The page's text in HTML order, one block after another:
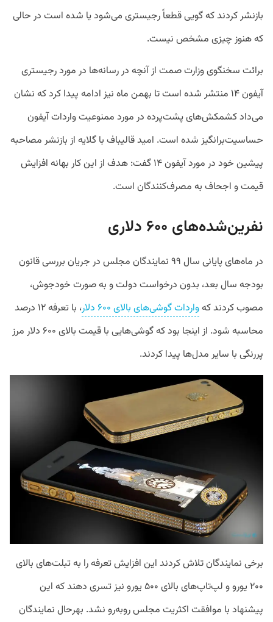
بازنشر کردند که گویی قطعاً رجیستری می‌شود یا شده است در حالی
که هنوز چیزی مشخص نیست.
برائت سخنگوی وزارت صمت از آنچه در رسانه‌ها در مورد رجیستری
آیفون ۱۴ منتشر شده است تا بهمن ماه نیز ادامه پیدا کرد که نشان
می‌داد کشمکش‌های پشت‌پرده در مورد ممنوعیت واردات آیفون
حساسیت‌برانگیز شده است. امید قالیباف با گلایه از بازنشر مصاحبه
پیشین خود در مورد آیفون ۱۴ گفت: هدف از این کار بهانه افزایش
قیمت و اجحاف به مصرف‌کنندگان است.
نفرین‌شده‌های ۶۰۰ دلاری‌
در ماه‌های پایانی سال ۹۹ نمایندگان مجلس در جریان بررسی قانون
بودجه سال بعد، بدون درخواست دولت و به صورت خودجوش،
مصوب کردند کهواردات گوشی‌های بالای ۶۰۰ دلار
، با تعرفه ۱۲ درصد
محاسبه شود. از اینجا بود که گوشی‌هایی با قیمت بالای ۶۰۰ دلار مرز
پررنگی با سایر مدل‌ها پیدا کردند.
برخی نمایندگان تلاش کردند این افزایش تعرفه را به تبلت‌های بالای
۲۰۰ یورو و لپ‌تاپ‌های بالای ۵۰۰ یورو نیز تسری دهند که این
پیشنهاد با موافقت اکثریت مجلس روبه‌رو نشد. بهرحال نمایندگان